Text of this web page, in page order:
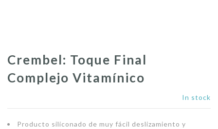
Crembel: Toque Final
Complejo Vitamínico
In stock
Producto siliconado de muy fácil deslizamiento y